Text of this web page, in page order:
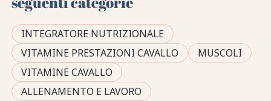
INTEGRATORE NUTRIZIONALE
VITAMINE PRESTAZIONI CAVALLO
MUSCOLI
VITAMINE CAVALLO
ALLENAMENTO E LAVORO